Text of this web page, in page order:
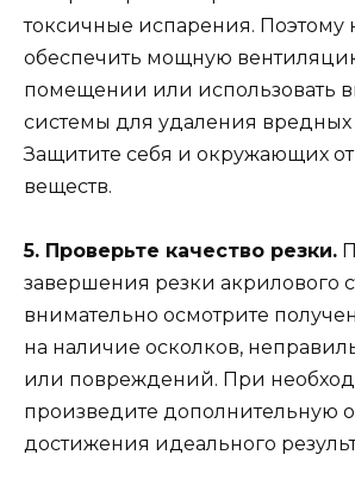
токсичные испарения. Поэтому
обеспечить мощную
помещении или использовать
системы для удаления вредных
Защитите себя и окружающих
веществ.
5. Проверьте качество резки.
завершения резки акрилового
внимательно осмотрите
на наличие осколков,
или повреждений. При
произведите дополнительную
достижения идеального